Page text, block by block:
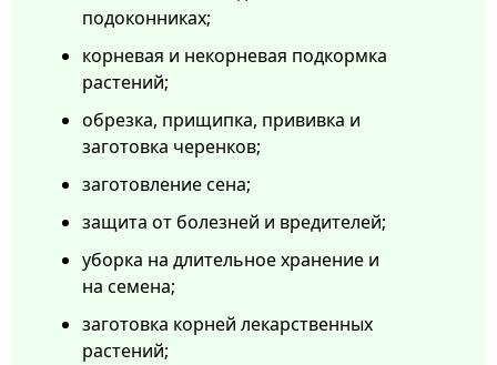
подоконниках;
корневая и некорневая подкормка
растений;
обрезка, прищипка, прививка и
заготовка черенков;
заготовление сена;
защита от болезней и вредителей;
уборка на длительное хранение и
на семена;
заготовка корней лекарственных
растений;